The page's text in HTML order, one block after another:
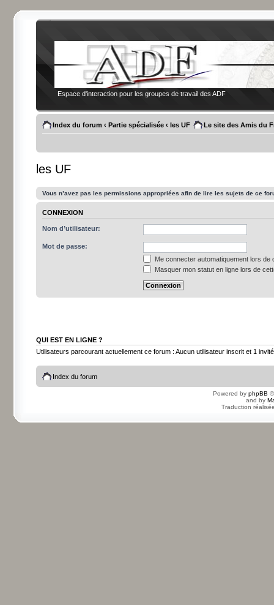
Espace d'interaction pour les groupes de travail des ADF
Index du forum ‹ Partie spécialisée ‹ les UF Le site des Amis du
les UF
Vous n’avez pas les permissions appropriées afin de lire les sujets de ce
CONNEXION
Nom d’utilisateur:
Mot de passe:
Me connecter automatiquement lors de
Masquer mon statut en ligne lors de
QUI EST EN LIGNE ?
Utilisateurs parcourant actuellement ce forum : Aucun utilisateur inscrit et 1 invité
Index du forum
Powered by phpBB
and by
Traduction